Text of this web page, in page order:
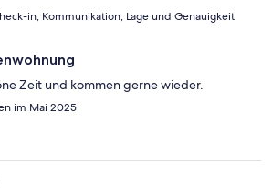
in, Kommunikation, Lage und Genauigkeit
Zeit und kommen gerne wieder.
im Mai 2025